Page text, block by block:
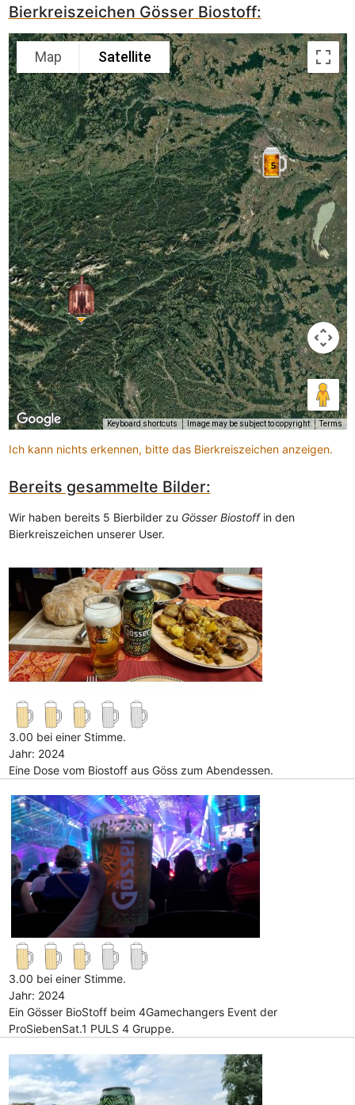
Bierkreiszeichen Gösser Biostoff:
5
Map Satellite
Keyboard shortcuts Image may be subject to copyright Terms
Ich kann nichts erkennen, bitte das Bierkreiszeichen anzeigen.
Bereits gesammelte Bilder:
Wir haben bereits 5 Bierbilder zu Gösser Biostoffin den
Bierkreiszeichen unserer User.
3.00 bei einer Stimme.
Jahr: 2024
Eine Dose vom Biostoff aus Göss zum Abendessen.
3.00 bei einer Stimme.
Jahr: 2024
Ein Gösser BioStoff beim 4Gamechangers Event der
ProSiebenSat.1 PULS 4 Gruppe.